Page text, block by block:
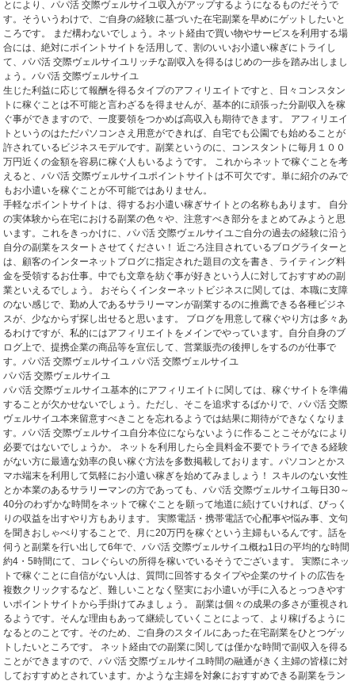
とにより、パパ活 交際ヴェルサイユ収入がアップするようになるものだそうで
す。そういうわけで、ご自身の経験に基づいた在宅副業を早めにゲットしたいと
ころです。 まだ構わないでしょう。ネット経由で買い物やサービスを利用する場
合には、絶対にポイントサイトを活用して、割のいいお小遣い稼ぎにトライし
て、パパ活 交際ヴェルサイユリッチな副収入を得るはじめの一歩を踏み出しまし
ょう。パパ活 交際ヴェルサイユ
生じた利益に応じて報酬を得るタイプのアフィリエイトですと、日々コンスタン
トに稼ぐことは不可能と言わざるを得ませんが、基本的に頑張った分副収入を稼
ぐ事ができますので、一度要領をつかめば高収入も期待できます。 アフィリエイ
トというのはただパソコンさえ用意ができれば、自宅でも公園でも始めることが
許されているビジネスモデルです。副業というのに、コンスタントに毎月１００
万円近くの金額を容易に稼ぐ人もいるようです。 これからネットで稼ぐことを考
えると、パパ活 交際ヴェルサイユポイントサイトは不可欠です。単に紹介のみで
もお小遣いを稼ぐことが不可能ではありません。
手軽なポイントサイトは、得するお小遣い稼ぎサイトとの名称もあります。 自分
の実体験から在宅における副業の色々や、注意すべき部分をまとめてみようと思
います。これをきっかけに、パパ活 交際ヴェルサイユご自分の過去の経験に沿う
自分の副業をスタートさせてください！ 近ごろ注目されているブログライターと
は、顧客のインターネットブログに指定された題目の文を書き、ライティング料
金を受領するお仕事。中でも文章を紡ぐ事が好きという人に対しておすすめの副
業といえるでしょう。 おそらくインターネットビジネスに関しては、本職に支障
のない感じで、勤め人であるサラリーマンが副業するのに推薦できる各種ビジネ
スが、少なからず探し出せると思います。 ブログを用意して稼ぐやり方は多々あ
るわけですが、私的にはアフィリエイトをメインでやっています。自分自身のブ
ログ上で、提携企業の商品等を宣伝して、営業販売の後押しをするのが仕事で
す。パパ活 交際ヴェルサイユ パパ活 交際ヴェルサイユ
パパ活 交際ヴェルサイユ
パパ活 交際ヴェルサイユ基本的にアフィリエイトに関しては、稼ぐサイトを準備
することが欠かせないでしょう。ただし、そこを追求するばかりで、パパ活 交際
ヴェルサイユ本来留意すべきことを忘れるようでは結果に期待ができなくなりま
す。パパ活 交際ヴェルサイユ自分本位にならないように作ることこそがなにより
必要ではないでしょうか。 ネットを利用したら全員料金不要でトライできる経験
がない方に最適な効率の良い稼ぐ方法を多数掲載しております。パソコンとかス
マホ端末を利用して気軽にお小遣い稼ぎを始めてみましょう！ スキルのない女性
とか本業のあるサラリーマンの方であっても、パパ活 交際ヴェルサイユ毎日30～
40分のわずかな時間をネットで稼ぐことを願って地道に続けていければ、びっく
りの収益を出すやり方もあります。 実際電話・携帯電話で心配事や悩み事、文句
を聞きおしゃべりすることで、月に20万円を稼ぐという主婦もいるんです。話を
伺うと副業を行い出して6年で、パパ活 交際ヴェルサイユ概ね1日の平均的な時間
約4・5時間にて、コレぐらいの所得を稼いでいるそうでございます。 実際にネッ
トで稼ぐことに自信がない人は、質問に回答するタイプや企業のサイトの広告を
複数クリックするなど、難しいことなく堅実にお小遣いが手に入るとっつきやす
いポイントサイトから手掛けてみましょう。 副業は個々の成果の多さが重視され
るようです。そんな理由もあって継続していくことによって、より稼げるように
なるとのことです。そのため、ご自身のスタイルにあった在宅副業をひとつゲッ
トしたいところです。 ネット経由での副業に関しては僅かな時間で副収入を得る
ことができますので、パパ活 交際ヴェルサイユ時間の融通がきく主婦の皆様に対
しておすすめとされています。かような主婦を対象におすすめできる副業をラン